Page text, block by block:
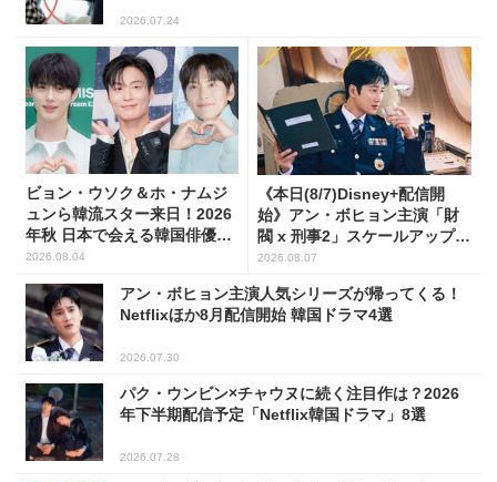
2026.07.24
ビョン・ウソク＆ホ・ナムジ
ュンら韓流スター来日！2026
年秋 日本で会える韓国俳優10
人
2026.08.04
《本日(8/7)Disney+配信開
始》アン・ボヒョン主演「財
閥 x 刑事2」スケールアップし
たFLEX捜査に注目
2026.08.07
アン・ボヒョン主演人気シリーズが帰ってくる！
Netflixほか8月配信開始 韓国ドラマ4選
2026.07.30
パク・ウンビン×チャウヌに続く注目作は？2026
年下半期配信予定「Netflix韓国ドラマ」8選
2026.07.28